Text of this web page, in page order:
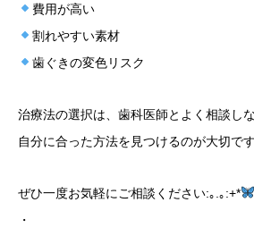
費用が高い
割れやすい素材
歯ぐきの変色リスク
治療法の選択は、歯科医師とよく相談しな
自分に合った方法を見つけるのが大切です
ぜひ一度お気軽にご相談ください:｡.｡:+*
・